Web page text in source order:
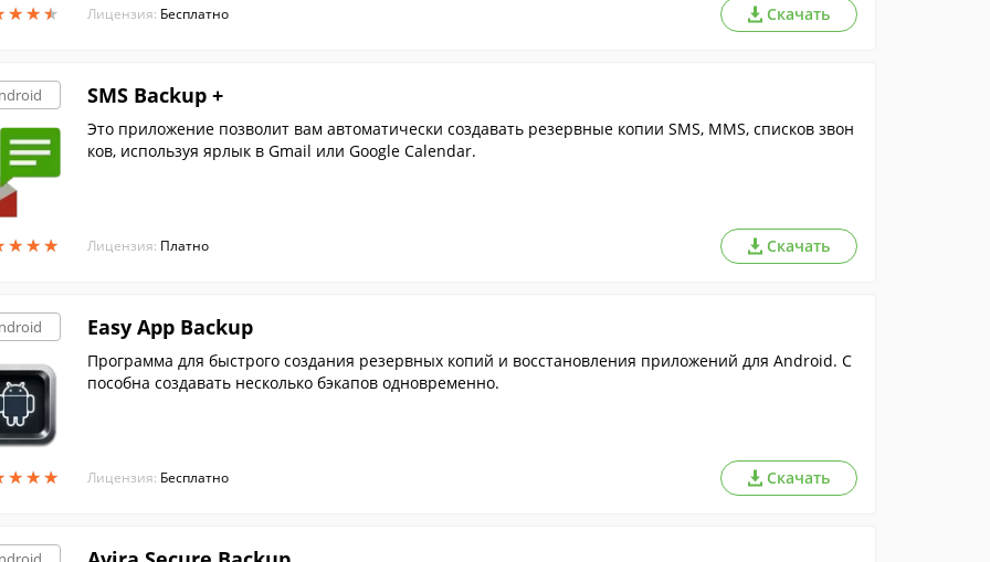
★★★
★★★ Лицензия: Бесплатно Скачать
★★★
★★★
SMS Backup +
Это приложение позволит вам автоматически создавать резервные копии SMS, MMS, списков звон
ков, используя ярлык в Gmail или Google Calendar.
Лицензия: Платно Скачать
★★★
★★★
Easy App Backup
Программа для быстрого создания резервных копий и восстановления приложений для Android. С
пособна создавать несколько бэкапов одновременно.
Лицензия: Бесплатно Скачать